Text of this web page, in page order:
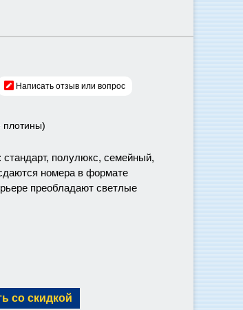
Написать отзыв или вопрос
плотины)
стандарт, полулюкс, семейный,
номера в формате
преобладают светлые
со скидкой